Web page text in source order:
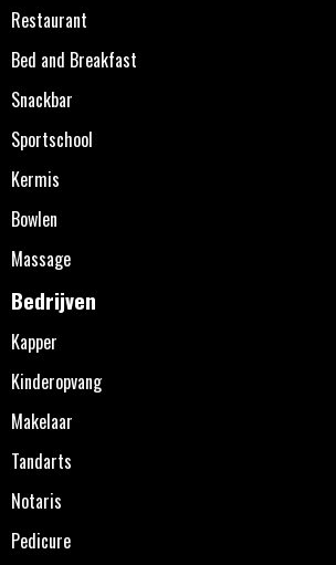
Restaurant
Bed and Breakfast
Snackbar
Sportschool
Kermis
Bowlen
Massage
Bedrijven
Kapper
Kinderopvang
Makelaar
Tandarts
Notaris
Pedicure